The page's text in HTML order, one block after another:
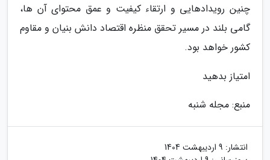
چنین رویدادهایی و ارتقاء کیفیت و عمق محتوای آن ها،
گامی بلند در مسیر تحقق منظره اقتصاد دانش بنیان و مقاوم
کشور خواهد بود.
امتیاز بدهید
منبع: مجله شنبه
انتشار: 9 اردیبهشت 1404